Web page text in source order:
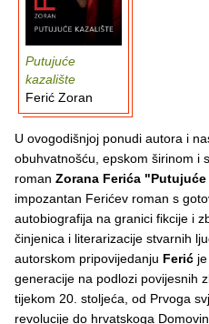
Putujuće
kazalište
Ferić Zoran
U ovogodišnjoj ponudi autora i
obuhvatnošću, epskom širinom i
roman Zorana Ferića
impozantan Ferićev roman s
autobiografija na granici fikcije i
činjenica i literarizacije stvarnih
autorskom pripovijedanju Ferić
generacije na podlozi povijesnih
tijekom 20. stoljeća, od Prvoga
revolucije do hrvatskoga